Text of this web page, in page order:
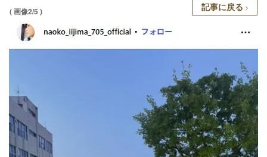
( 画像2/5 ) 記事に戻る